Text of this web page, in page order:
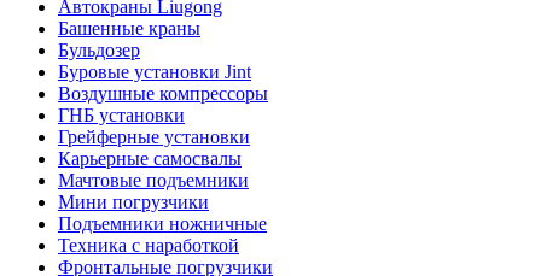
Автокраны Liugong
Башенные краны
Бульдозер
Буровые установки Jint
Воздушные компрессоры
ГНБ установки
Грейферные установки
Карьерные самосвалы
Мачтовые подъемники
Мини погрузчики
Подъемники ножничные
Техника с наработкой
Фронтальные погрузчики